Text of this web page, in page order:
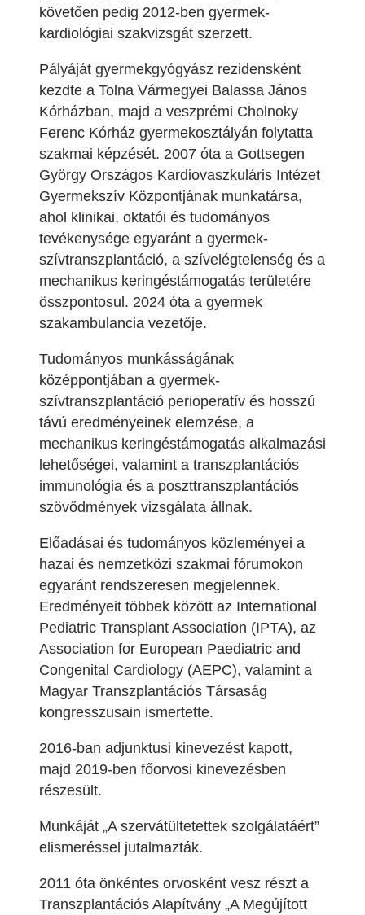
követően pedig 2012-ben gyermek-
kardiológiai szakvizsgát szerzett.
Pályáját gyermekgyógyász rezidensként
kezdte a Tolna Vármegyei Balassa János
Kórházban, majd a veszprémi Cholnoky
Ferenc Kórház gyermekosztályán folytatta
szakmai képzését. 2007 óta a Gottsegen
György Országos Kardiovaszkuláris Intézet
Gyermekszív Központjának munkatársa,
ahol klinikai, oktatói és tudományos
tevékenysége egyaránt a gyermek-
szívtranszplantáció, a szívelégtelenség és a
mechanikus keringéstámogatás területére
összpontosul. 2024 óta a gyermek
szakambulancia vezetője.
Tudományos munkásságának
középpontjában a gyermek-
szívtranszplantáció perioperatív és hosszú
távú eredményeinek elemzése, a
mechanikus keringéstámogatás alkalmazási
lehetőségei, valamint a transzplantációs
immunológia és a poszttranszplantációs
szövődmények vizsgálata állnak.
Előadásai és tudományos közleményei a
hazai és nemzetközi szakmai fórumokon
egyaránt rendszeresen megjelennek.
Eredményeit többek között az International
Pediatric Transplant Association (IPTA), az
Association for European Paediatric and
Congenital Cardiology (AEPC), valamint a
Magyar Transzplantációs Társaság
kongresszusain ismertette.
2016-ban adjunktusi kinevezést kapott,
majd 2019-ben főorvosi kinevezésben
részesült.
Munkáját „A szervátültetettek szolgálatáért”
elismeréssel jutalmazták.
2011 óta önkéntes orvosként vesz részt a
Transzplantációs Alapítvány „A Megújított